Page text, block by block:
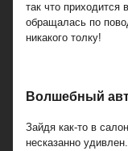
так что приходится
обращалась по
никакого толку!
Волшебный
Зайдя как-то в
несказанно